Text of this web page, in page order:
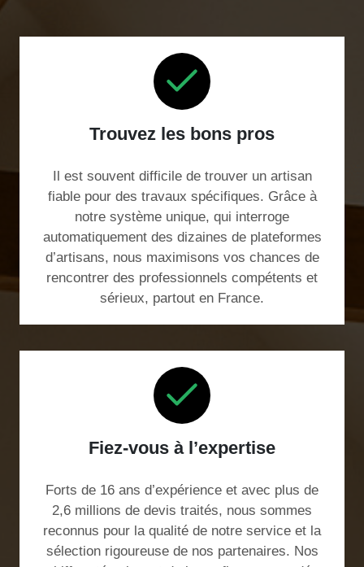
Trouvez les bons pros
Il est souvent difficile de trouver un artisan
fiable pour des travaux spécifiques. Grâce à
notre système unique, qui interroge
automatiquement des dizaines de plateformes
d’artisans, nous maximisons vos chances de
rencontrer des professionnels compétents et
sérieux, partout en France.
Fiez-vous à l’expertise
Forts de 16 ans d’expérience et avec plus de
2,6 millions de devis traités, nous sommes
reconnus pour la qualité de notre service et la
sélection rigoureuse de nos partenaires. Nos